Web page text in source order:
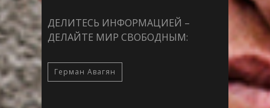
ДЕЛИТЕСЬ ИНФОРМАЦИЕЙ –
ДЕЛАЙТЕ МИР СВОБОДНЫМ:
Герман Авагян